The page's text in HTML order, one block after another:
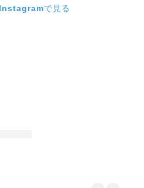
で見る